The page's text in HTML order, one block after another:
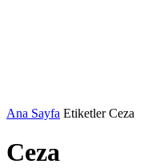
Ana Sayfa Etiketler Ceza
Ceza